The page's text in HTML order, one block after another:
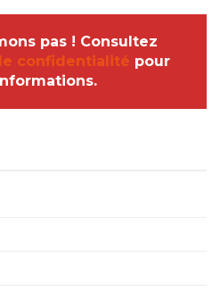
pas ! Consultez
confidentialité pour